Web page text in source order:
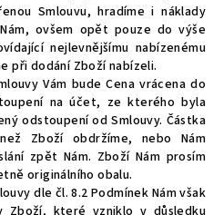
Smlouvu, hradíme i náklady
ovšem opět pouze do výše
nejlevnějšímu nabízenému
při dodání Zboží nabízeli.
Vám bude Cena vrácena do
na účet, ze kterého byla
odstoupení od Smlouvy. Částka
Zboží obdržíme, nebo Nám
zpět Nám. Zboží Nám prosím
originálního obalu.
dle čl. 8.2 Podmínek Nám však
Zboží, které vzniklo v důsledku